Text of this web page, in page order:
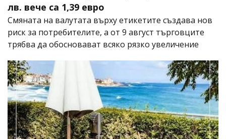
лв. вече са 1,39 евро
Смяната на валутата върху етикетите създава нов
риск за потребителите, а от 9 август търговците
трябва да обосновават всяко рязко увеличение